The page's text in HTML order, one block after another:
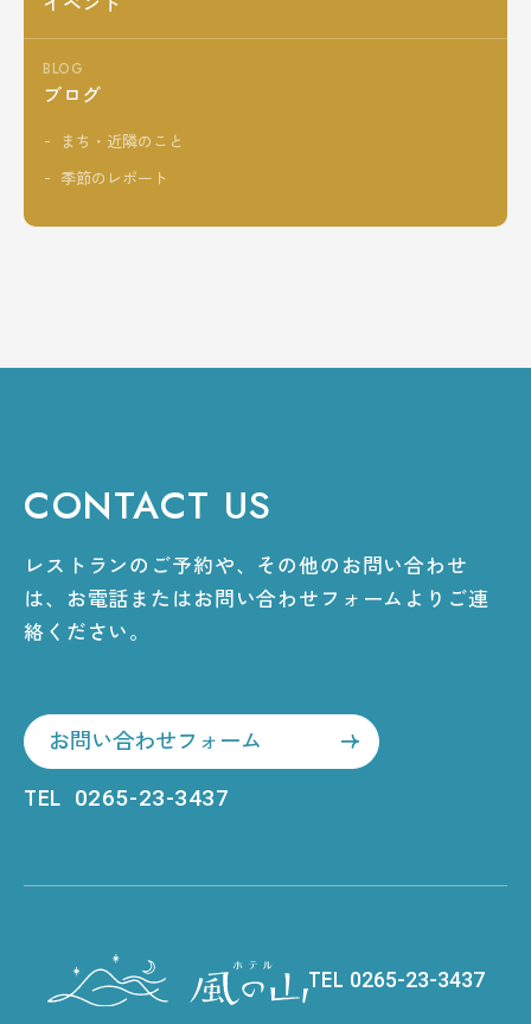
BLOG
ブログ
まち・近隣のこと
季節のレポート
CONTACT US
レストランのご予約や、その他のお問い合わせ
は、 お電話またはお問い合わせフォームよりご連
絡ください。
お問い合わせフォーム
TEL 0265-23-3437
TEL 0265-23-3437